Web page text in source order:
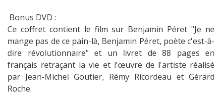
Bonus DVD :
Ce coffret contient le film sur Benjamin Péret "Je ne
mange pas de ce pain-là, Benjamin Péret, poète c'est-à-
dire révolutionnaire" et un livret de 88 pages en
français retraçant la vie et l'œuvre de l'artiste réalisé
par Jean-Michel Goutier, Rémy Ricordeau et Gérard
Roche.